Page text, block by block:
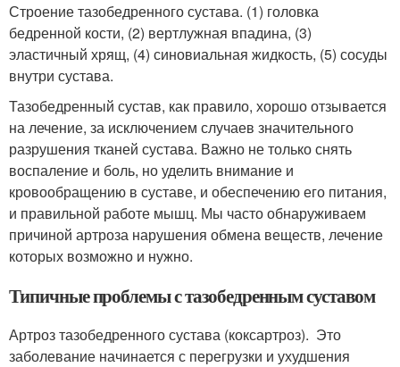
Строение тазобедренного сустава. (1) головка
бедренной кости, (2) вертлужная впадина, (3)
эластичный хрящ, (4) синовиальная жидкость, (5) сосуды
внутри сустава.
Тазобедренный сустав, как правило, хорошо отзывается
на лечение, за исключением случаев значительного
разрушения тканей сустава. Важно не только снять
воспаление и боль, но уделить внимание и
кровообращению в суставе, и обеспечению его питания,
и правильной работе мышц. Мы часто обнаруживаем
причиной артроза нарушения обмена веществ, лечение
которых возможно и нужно.
Типичные проблемы с тазобедренным суставом
Артроз тазобедренного сустава (коксартроз). Это
заболевание начинается с перегрузки и ухудшения